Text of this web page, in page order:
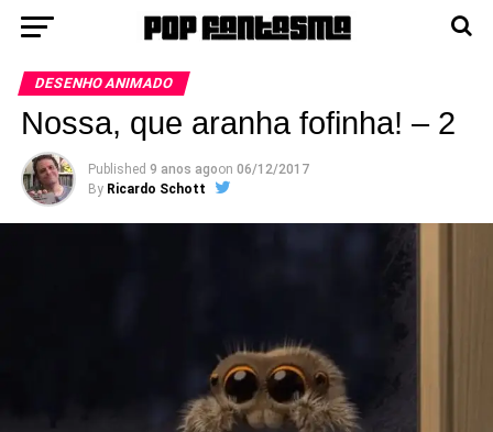
DESENHO ANIMADO
Nossa, que aranha fofinha! – 2
Published 9 anos agoon 06/12/2017
By Ricardo Schott